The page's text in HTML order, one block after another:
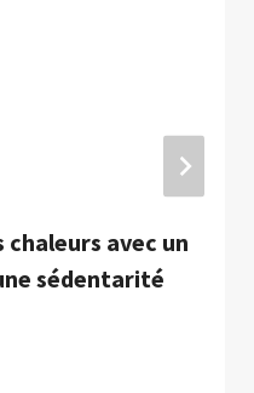
avec un
sédentarité